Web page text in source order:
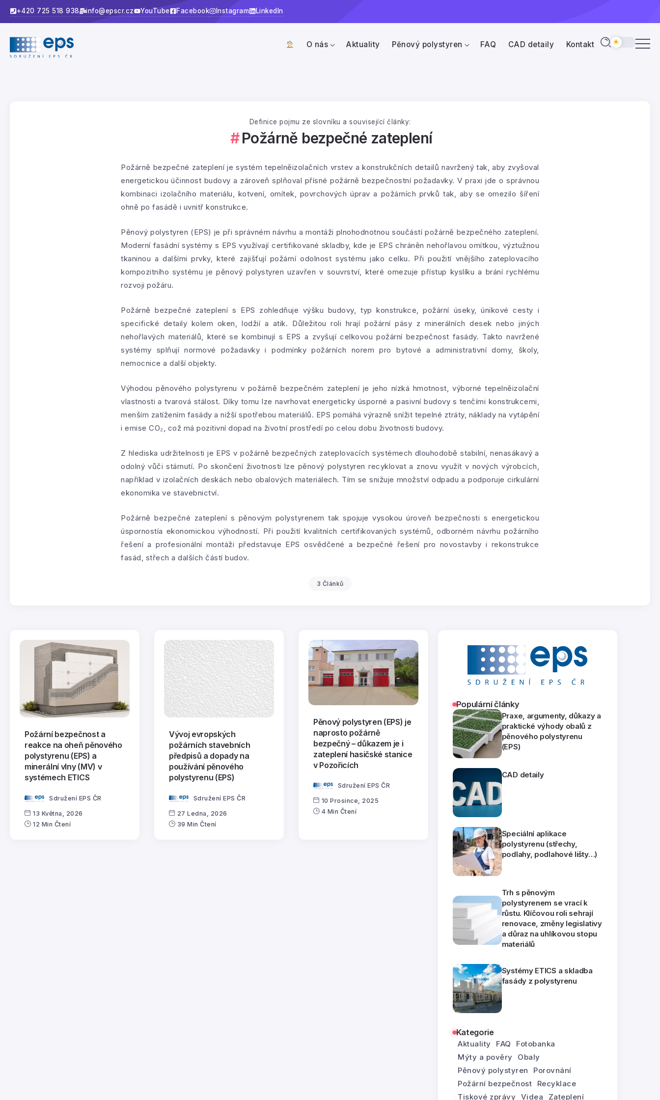
+420 725 518 938 info@epscr.cz YouTube Facebook Instagram LinkedIn
O nás Aktuality Pěnový polystyren FAQ CAD detaily Kontakt
Definice pojmu ze slovníku a související články:
Požárně bezpečné zateplení
Požárně bezpečné zateplení je systém tepelněizolačních vrstev a konstrukčních detailů navržený tak, aby zvyšoval
energetickou účinnost budovy a zároveň splňoval přísné požárně bezpečnostní požadavky. V praxi jde o správnou
kombinaci izolačního materiálu, kotvení, omítek, povrchových úprav a požárních prvků tak, aby se omezilo šíření
ohně po fasádě i uvnitř konstrukce.
Pěnový polystyren (EPS) je při správném návrhu a montáži plnohodnotnou součástí požárně bezpečného zateplení.
Moderní fasádní systémy s EPS využívají certifikované skladby, kde je EPS chráněn nehořlavou omítkou, výztužnou
tkaninou a dalšími prvky, které zajišťují požární odolnost systému jako celku. Při použití vnějšího zateplovacího
kompozitního systému je pěnový polystyren uzavřen v souvrství, které omezuje přístup kyslíku a brání rychlému
rozvoji požáru.
Požárně bezpečné zateplení s EPS zohledňuje výšku budovy, typ konstrukce, požární úseky, únikové cesty i
specifické detaily kolem oken, lodžií a atik. Důležitou roli hrají požární pásy z minerálních desek nebo jiných
nehořlavých materiálů, které se kombinují s EPS a zvyšují celkovou požární bezpečnost fasády. Takto navržené
systémy splňují normové požadavky i podmínky požárních norem pro bytové a administrativní domy, školy,
nemocnice a další objekty.
Výhodou pěnového polystyrenu v požárně bezpečném zateplení je jeho nízká hmotnost, výborné tepelněizolační
vlastnosti a tvarová stálost. Díky tomu lze navrhovat energeticky úsporné a pasivní budovy s tenčími konstrukcemi,
menším zatížením fasády a nižší spotřebou materiálů. EPS pomáhá výrazně snížit tepelné ztráty, náklady na vytápění
i emise CO₂, což má pozitivní dopad na životní prostředí po celou dobu životnosti budovy.
Z hlediska udržitelnosti je EPS v požárně bezpečných zateplovacích systémech dlouhodobě stabilní, nenasákavý a
odolný vůči stárnutí. Po skončení životnosti lze pěnový polystyren recyklovat a znovu využít v nových výrobcích,
například v izolačních deskách nebo obalových materiálech. Tím se snižuje množství odpadu a podporuje cirkulární
ekonomika ve stavebnictví.
Požárně bezpečné zateplení s pěnovým polystyrenem tak spojuje vysokou úroveň bezpečnosti s energetickou
úspornostía ekonomickou výhodností. Při použití kvalitních certifikovaných systémů, odborném návrhu požárního
řešení a profesionální montáži představuje EPS osvědčené a bezpečné řešení pro novostavby i rekonstrukce
fasád, střech a dalších částí budov.
3 Článků
Požární bezpečnost a
reakce na oheň pěnového
polystyrenu (EPS) a
minerální vlny (MV) v
systémech ETICS
Sdružení EPS ČR
13 Května, 2026
12 Min Čtení
Vývoj evropských
požárních stavebních
předpisů a dopady na
používání pěnového
polystyrenu (EPS)
Sdružení EPS ČR
27 Ledna, 2026
39 Min Čtení
Pěnový polystyren (EPS) je
naprosto požárně
bezpečný – důkazem je i
zateplení hasičské stanice
v Pozořicích
Sdružení EPS ČR
10 Prosince, 2025
4 Min Čtení
Populární články
Praxe, argumenty, důkazy a
praktické výhody obalů z
pěnového polystyrenu
(EPS)
CAD detaily
Speciální aplikace
polystyrenu (střechy,
podlahy, podlahové lišty…)
Trh s pěnovým
polystyrenem se vrací k
růstu. Klíčovou roli sehrají
renovace, změny legislativy
a důraz na uhlíkovou stopu
materiálů
Systémy ETICS a skladba
fasády z polystyrenu
Kategorie
Aktuality FAQ
Fotobanka
Mýty a pověry
Obaly
Pěnový polystyren
Porovnání
Požární bezpečnost
Recyklace
Tiskové zprávy
Videa Zateplení